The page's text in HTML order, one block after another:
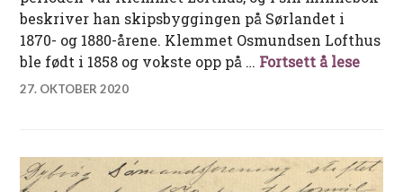
beskriver han skipsbyggingen på Sørlandet i
1870- og 1880-årene. Klemmet Osmundsen Lofthus
ble født i 1858 og vokste opp på … Fortsett å lese
27. OKTOBER 2020